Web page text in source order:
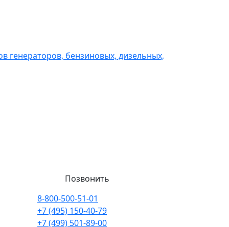
генераторов, бензиновых, дизельных,
Позвонить
8-800-500-51-01
+7 (495) 150-40-79
+7 (499) 501-89-00